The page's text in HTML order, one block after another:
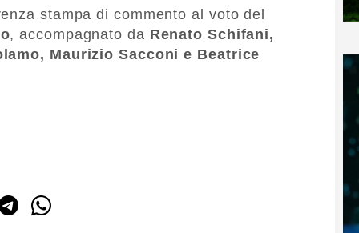
stampa di commento al voto del
, accompagnato da Renato Schifani,
Maurizio Sacconi e Beatrice